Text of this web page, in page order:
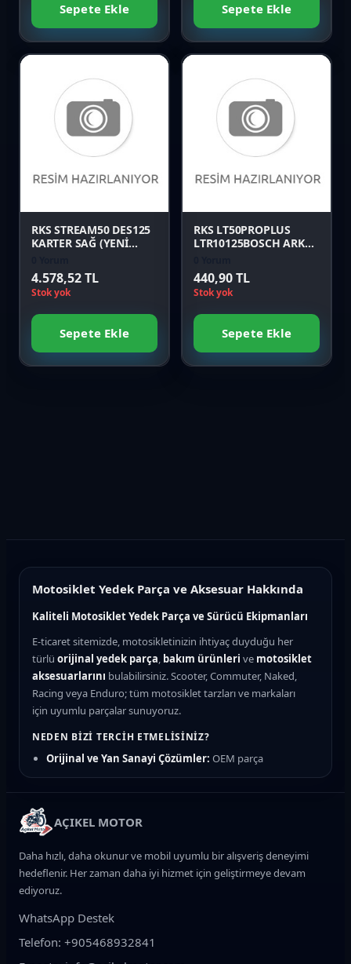
Sepete Ekle Sepete Ekle
Favori
Karşılaştır
RKS STREAM50 DES125
KARTER SAĞ (YENİ
4.578,52 TL
Stok yok
Sepete Ekle
Favori
Karşılaştır
RKS LT50PROPLUS
LTR10125BOSCH ARKA
Orijinal
440,90 TL
Stok yok
Sepete Ekle
Motosiklet Yedek Parça ve Aksesuar Hakkında
Kaliteli Motosiklet Yedek Parça ve Sürücü Ekipmanları
E-ticaret sitemizde, motosikletinizin ihtiyaç duyduğu her
türlü orijinal yedek parça, bakım ürünleri ve motosiklet
aksesuarlarını bulabilirsiniz. Scooter, Commuter, Naked,
Racing veya Enduro; tüm motosiklet tarzları ve markaları
için uyumlu parçalar sunuyoruz.
NEDEN BIZI TERCIH ETMELISINIZ?
Orijinal ve Yan Sanayi Çözümler: OEM parça
kalitesinde güvenilir seçenekler
Uzman Destek:
uyumluluk desteği
Güvenli Ödeme:Kredi kartı ve taksit imkanları
ÜRÜN KATEGORILERIMIZ
Fren Sistemi:Fren balatası, fren diski, manetler, fren
hidrolik sıvısı ve merkezler
AÇIKEL MOTOR
Daha hızlı, daha okunur ve mobil uyumlu bir alışveriş deneyimi
hedeflenir. Her zaman daha iyi hizmet için geliştirmeye devam
ediyoruz.
WhatsApp Destek
Telefon: +905468932841